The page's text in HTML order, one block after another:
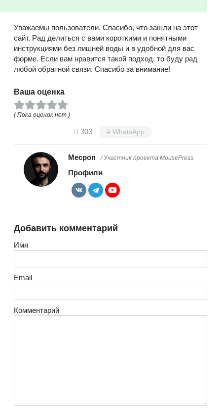
Уважаемы пользователи. Спасибо, что зашли на этот
сайт. Рад делиться с вами короткими и понятными
инструкциями без лишней воды и в удобной для вас
форме. Если вам нравится такой подход, то буду рад
любой обратной связи. Спасибо за внимание!
Ваша оценка
( Пока оценок нет )
303 WhatsApp
Месроп / Участник проекта MousePress
Профили
Добавить комментарий
Имя
Email
Комментарий